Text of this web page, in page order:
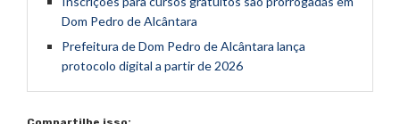
Dom Pedro de Alcântara
Prefeitura de Dom Pedro de Alcântara lança
protocolo digital a partir de 2026